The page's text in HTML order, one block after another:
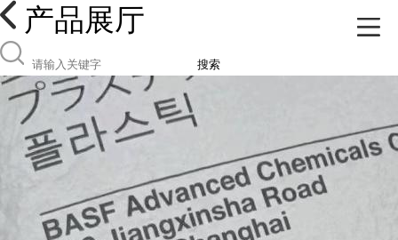
产品展厅
搜索